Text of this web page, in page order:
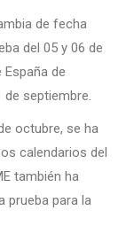
de fecha
del 05 y 06 de
de
septiembre.
octubre, se ha
calendarios del
también ha
prueba para la